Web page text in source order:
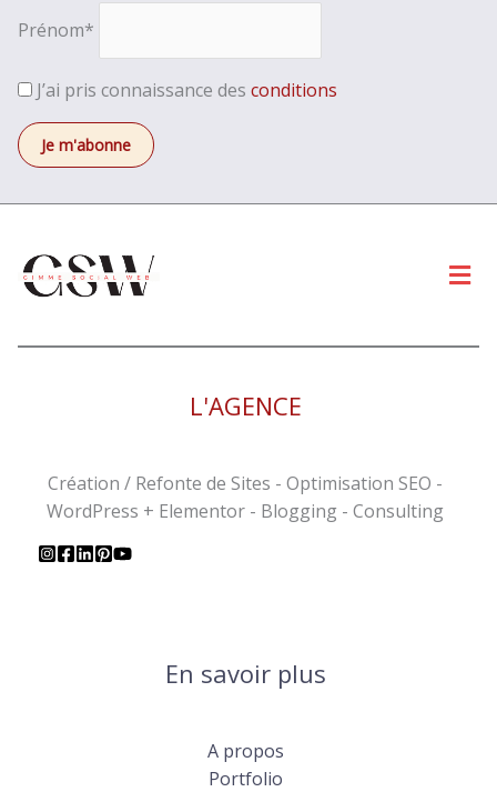
Prénom*
J’ai pris connaissance des conditions
L'AGENCE
Création / Refonte de Sites - Optimisation SEO -
WordPress + Elementor - Blogging - Consulting
En savoir plus
A propos
Portfolio